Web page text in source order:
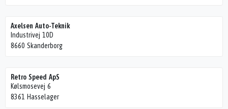
Axelsen Auto-Teknik
Industrivej 10D
8660 Skanderborg
Retro Speed ApS
Kølsmosevej 6
8361 Hasselager